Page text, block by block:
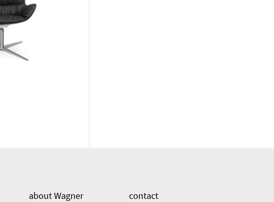
about Wagner
contact